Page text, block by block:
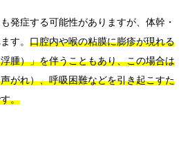
発症する可能性がありますが、体幹・
す。 口腔内や喉の粘膜に膨疹が現れる
腫）」を伴うこともあり、この場合は
がれ）、呼吸困難などを引き起こすた
。